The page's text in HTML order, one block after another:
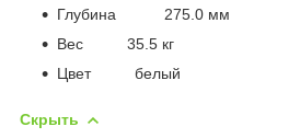
Глубина 275.0 мм
Вес 35.5 кг
Цвет белый
Скрыть